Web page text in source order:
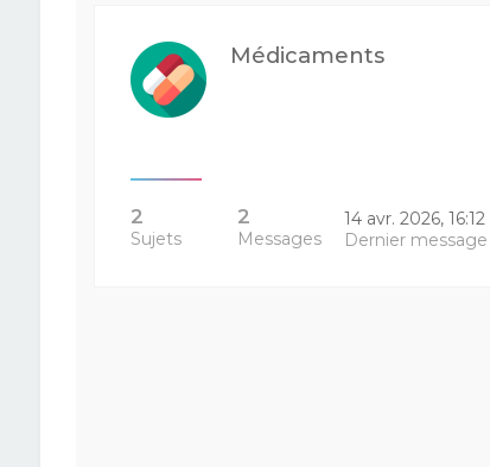
Médicaments
2
Sujets
2
Messages
14 avr. 2026, 16:12
Dernier message